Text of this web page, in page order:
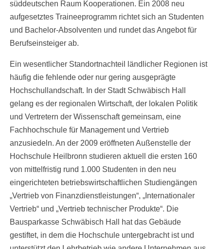
süddeutschen Raum Kooperationen. Ein 2008 neu
aufgesetztes Traineeprogramm richtet sich an Studenten
und Bachelor-Absolventen und rundet das Angebot für
Berufseinsteiger ab.
Ein wesentlicher Standortnachteil ländlicher Regionen ist
häufig die fehlende oder nur gering ausgeprägte
Hochschullandschaft. In der Stadt Schwäbisch Hall
gelang es der regionalen Wirtschaft, der lokalen Politik
und Vertretern der Wissenschaft gemeinsam, eine
Fachhochschule für Management und Vertrieb
anzusiedeln. An der 2009 eröffneten Außenstelle der
Hochschule Heilbronn studieren aktuell die ersten 160
von mittelfristig rund 1.000 Studenten in den neu
eingerichteten betriebswirtschaftlichen Studiengängen
„Vertrieb von Finanzdienstleistungen“, „Internationaler
Vertrieb“ und „Vertrieb technischer Produkte“. Die
Bausparkasse Schwäbisch Hall hat das Gebäude
gestiftet, in dem die Hochschule untergebracht ist und